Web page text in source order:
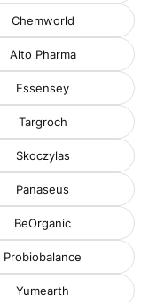
Chemworld
Alto Pharma
Essensey
Targroch
Skoczylas
Panaseus
BeOrganic
Probiobalance
Yumearth